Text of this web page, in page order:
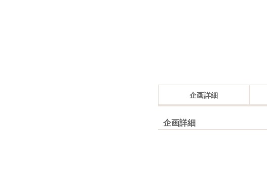
企画詳細
企画詳細